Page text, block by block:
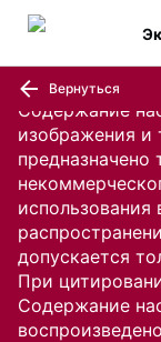
Содержание
изображения
предназначено
использования
допускается
При
Содержание
Вернуться